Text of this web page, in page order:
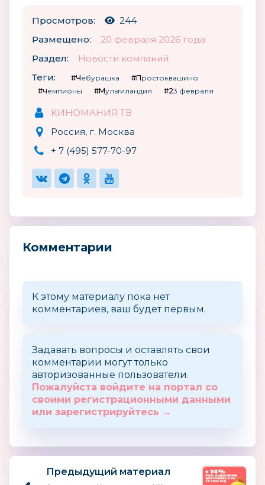
Просмотров:
244
Размещено:
20 февраля 2026 года
Раздел:
Новости компаний
Теги:
#Чебурашка
#Простоквашино
#чемпионы
#Мультиландия #23 февраля
КИНОМАНИЯ ТВ
Россия, г. Москва
+ 7 (495) 577-70-97
Комментарии
К этому материалу пока нет
комментариев, ваш будет первым.
Задавать вопросы и оставлять свои
комментарии могут только
авторизованные пользователи.
Пожалуйста войдите на портал со
своими регистрационными данными
или зарегистрируйтесь →
Предыдущий материал